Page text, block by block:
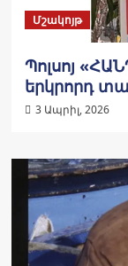
Մշակոյթ
Պոլսոյ
երկրորդ
3 Ապրիլ, 2026